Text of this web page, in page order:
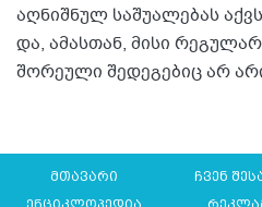
აღნიშნულ საშუალებას
და, ამასთან, მისი
შორეული შედეგებიც არ
მთავარი ჩვენ